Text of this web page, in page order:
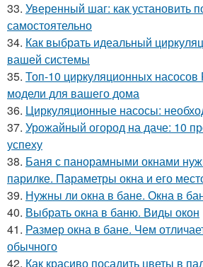
33. Уверенный шаг: как установить
самостоятельно
34. Как выбрать идеальный
вашей системы
35. Топ-10 циркуляционных
модели для вашего дома
36. Циркуляционные насосы:
37. Урожайный огород на даче: 10
успеху
38. Баня с панорамными окнами
парилке. Параметры окна и его
39. Нужны ли окна в бане. Окна в
40. Выбрать окна в баню. Виды окон
41. Размер окна в бане. Чем
обычного
42. Как красиво посадить цветы в